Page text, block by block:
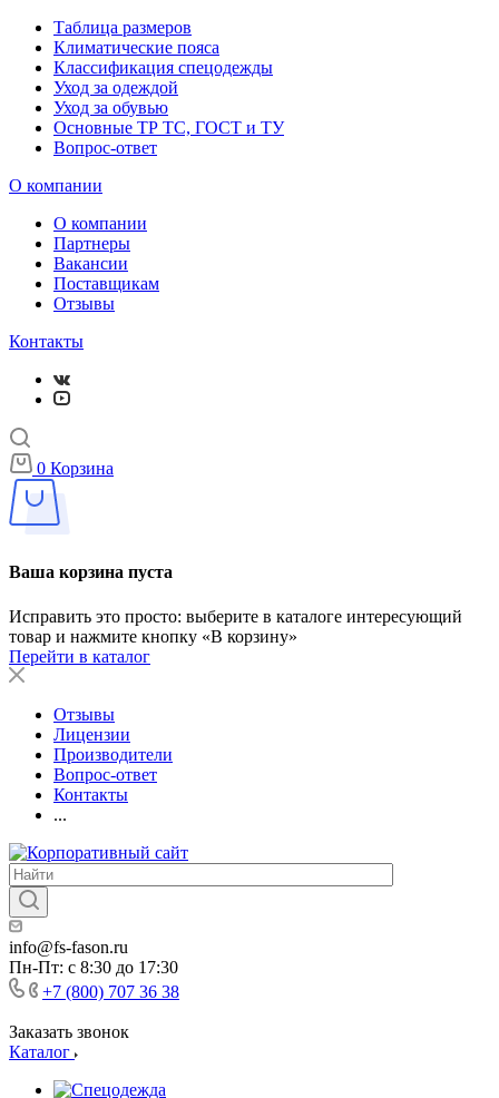
Таблица размеров
Климатические пояса
Классификация спецодежды
Уход за одеждой
Уход за обувью
Основные ТР ТС, ГОСТ и ТУ
Вопрос-ответ
О компании
О компании
Партнеры
Вакансии
Поставщикам
Отзывы
Контакты
0 Корзина
Ваша корзина пуста
Исправить это просто: выберите в каталоге интересующий
товар и нажмите кнопку «В корзину»
Перейти в каталог
Отзывы
Лицензии
Производители
Вопрос-ответ
Контакты
...
info@fs-fason.ru
Пн-Пт: с 8:30 до 17:30
+7 (800) 707 36 38
Заказать звонок
Каталог